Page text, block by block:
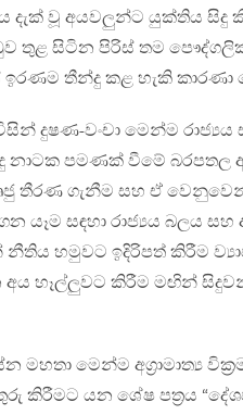
වූ අයවලුන්ට යුක්තිය සිදු
සිටින පිරිස් තම පෞද්ගලික
තීන්දු කළ හැකි කාරණා
දුෂණ-වංචා මෙන්ම රාජ්‍යය
නාටක පමණක් වීමේ බරපතල
තීරණ ගැනීම සහ ඒ
යෑම සඳහා රාජ්‍යය බලය සහ
හමුවට ඉදිරිපත් කිරීම
හෑල්ලුවට කිරීම මඟින්
මහතා මෙන්ම අග්‍රාමාත්‍ය
කිරීමට යන ශේෂ පත්‍රය